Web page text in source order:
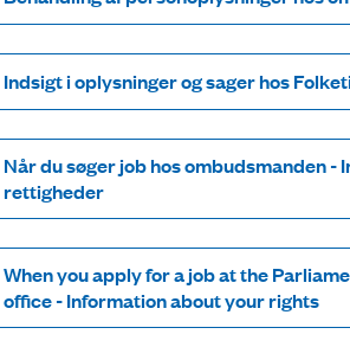
Indsigt i oplysninger og sager hos
Når du søger job hos ombudsmanden -
rettigheder
When you apply for a job at the
office - Information about your rights